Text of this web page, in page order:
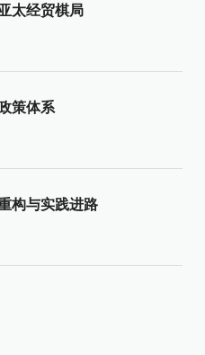
太经贸棋局
策体系
构与实践进路